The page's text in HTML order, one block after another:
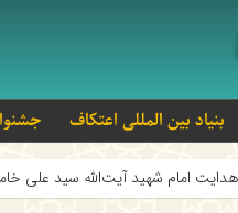
بنیاد بین المللی اعتکاف
آیت‌الله سید علی خامنه‌ای به یک